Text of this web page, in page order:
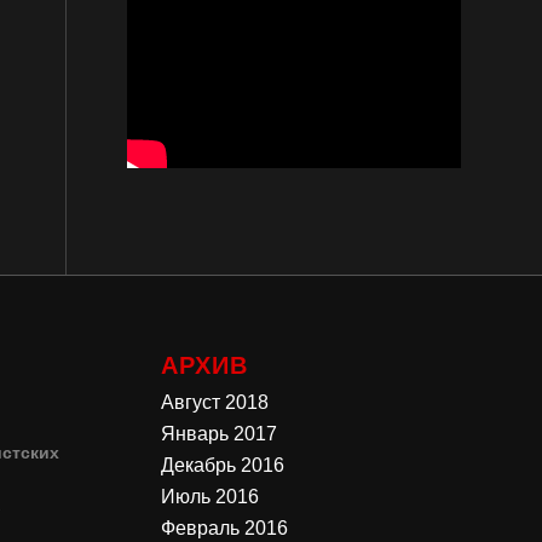
АРХИВ
Август 2018
Январь 2017
Декабрь 2016
Июль 2016
Февраль 2016